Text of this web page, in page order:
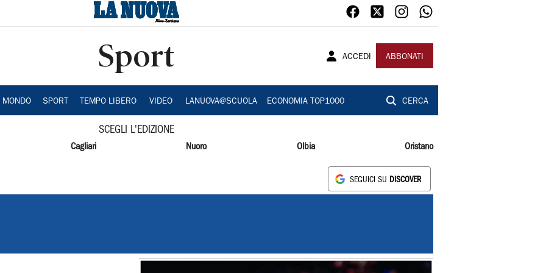
Sport ACCEDI ABBONATI
MONDO SPORT TEMPO LIBERO VIDEO LANUOVA@SCUOLA ECONOMIA TOP1000 CERCA
SCEGLI L'EDIZIONE
Cagliari Nuoro Olbia Oristano
SEGUICI SU DISCOVER